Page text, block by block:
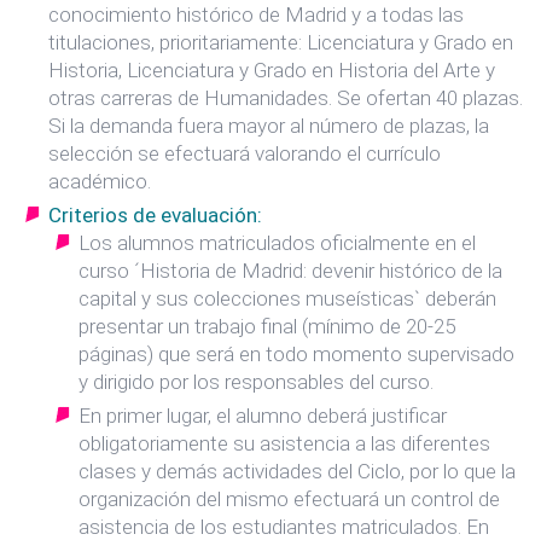
conocimiento histórico de Madrid y a todas las
titulaciones, prioritariamente: Licenciatura y Grado en
Historia, Licenciatura y Grado en Historia del Arte y
otras carreras de Humanidades. Se ofertan 40 plazas.
Si la demanda fuera mayor al número de plazas, la
selección se efectuará valorando el currículo
académico.
Criterios de evaluación:
Los alumnos matriculados oficialmente en el
curso ´Historia de Madrid: devenir histórico de la
capital y sus colecciones museísticas` deberán
presentar un trabajo final (mínimo de 20-25
páginas) que será en todo momento supervisado
y dirigido por los responsables del curso.
En primer lugar, el alumno deberá justificar
obligatoriamente su asistencia a las diferentes
clases y demás actividades del Ciclo, por lo que la
organización del mismo efectuará un control de
asistencia de los estudiantes matriculados. En